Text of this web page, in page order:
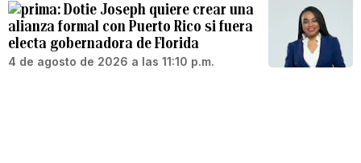
Dotie Joseph quiere crear una
alianza formal con Puerto Rico si fuera
electa gobernadora de Florida
4 de agosto de 2026 a las 11:10 p.m.